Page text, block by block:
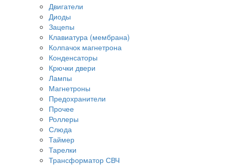
Двигатели
Диоды
Зацепы
Клавиатура (мембрана)
Колпачок магнетрона
Конденсаторы
Крючки двери
Лампы
Магнетроны
Предохранители
Прочее
Роллеры
Слюда
Таймер
Тарелки
Трансформатор СВЧ